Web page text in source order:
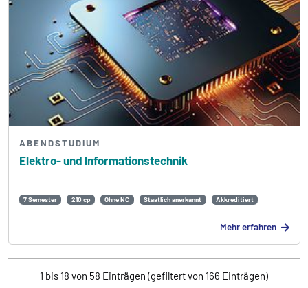
Elektro- und Informations­technik
ABENDSTUDIUM
7 Semester 210 cp Ohne NC Staatlich anerkannt Akkreditiert
Mehr erfahren
1 bis 18 von 58 Einträgen (gefiltert von 166 Einträgen)